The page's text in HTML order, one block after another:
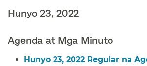
Hunyo 23, 2022​​
Agenda at Mga Minuto​​
Hunyo 23, 2022 Regular na